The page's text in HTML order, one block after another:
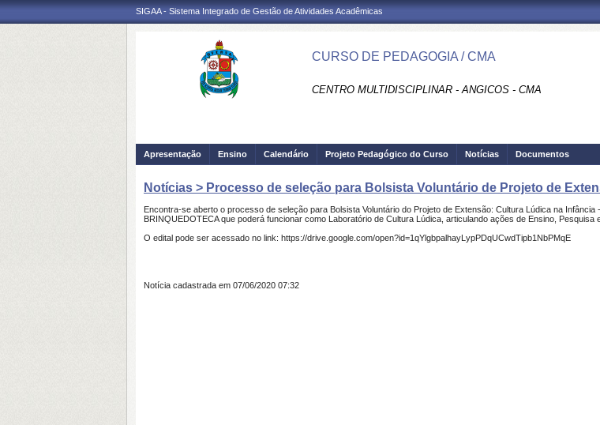
SIGAA - Sistema Integrado de Gestão de Atividades Acadêmicas
CURSO DE PEDAGOGIA / CMA
CENTRO MULTIDISCIPLINAR - ANGICOS - CMA
Apresentação Ensino Calendário Projeto Pedagógico do Curso Notícias Documentos
Notícias > Processo de seleção para Bolsista Voluntário de Projeto de
Encontra-se aberto o processo de seleção para Bolsista Voluntário do Projeto de Extensão: Cultura Lúdica na
BRINQUEDOTECA que poderá funcionar como Laboratório de Cultura Lúdica, articulando ações de Ensino, Pesquisa
O edital pode ser acessado no link: https://drive.google.com/open?id=1qYlgbpalhayLypPDqUCwdTipb1NbPMqE
Notícia cadastrada em 07/06/2020 07:32